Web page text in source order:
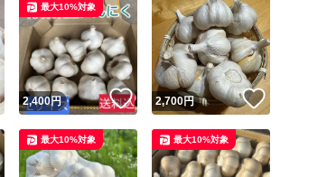
いいね！
2,400円 いいね！
最大10%対象
2,700円
最大10%対象 最大10%対象